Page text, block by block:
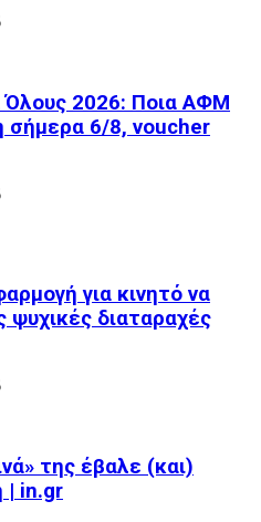
Όλους 2026: Ποια ΑΦΜ
σήμερα 6/8, voucher
για κινητό να
ψυχικές διαταραχές
της έβαλε (και)
| in.gr